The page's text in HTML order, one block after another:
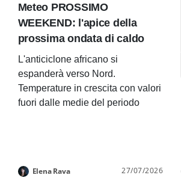
Meteo PROSSIMO
WEEKEND: l'apice della
prossima ondata di caldo
L'anticiclone africano si
espanderà verso Nord.
Temperature in crescita con valori
fuori dalle medie del periodo
Elena Rava 27/07/2026